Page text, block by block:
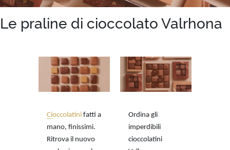
Le praline di cioccolato Valrhona
Cioccolatinifatti a
mano, finissimi.
Ritrova il nuovo
Ordina gli
imperdibili
cioccolatini